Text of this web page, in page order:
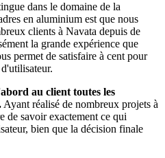
dans le domaine de la
en aluminium est que nous
clients à Navata depuis de
la grande expérience que
permet de satisfaire à cent pour
au client toutes les
Ayant réalisé de nombreux projets à
de savoir exactement ce qui
bien que la décision finale